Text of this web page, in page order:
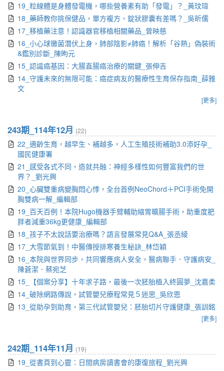
19_粒線體是身體發電機，哪些營養素有助「發電」？_黃玟瑄
18_藥師教你挑保健品，單方複方、錠狀膠囊有差嗎？_吳昕儒
17_移植藥注意！認識器官移植相關藥品_曾映慈
16_小心球黴菌潛伏上身，肺部陰影≠肺癌！解析「谷熱」偽裝術
&鑑別診斷_陳昫元
15_認識癌基因：大腸直腸癌治療的關鍵_張伸吉
14_守護未來的無限可能：癌症病友的醫療性生育保存指南_薛雅
文
[更多]
243期_114年12月 (22)
22_適齡生育，越早生、補越多，人工生殖技術補助3.0添好孕_
國民健康署
21_感受各式不同，造就共融：神經多樣性如何豐富我們的世
界？_劉光興
20_心臟雙重病變胸悶心悸，全台首例NeoChord＋PCI手術免開
胸雙病一解_編輯部
19_百天百例！本院Hugo機器手臂輔助縮胃曠腸手術，助重度肥
胖者減重36kg更健康_編輯部
18_孩子不太說話要治療嗎？語言發展常見Q&A_張丞綾
17_大雪節氣到！中醫傳授排寒養生秘訣_林岱穎
16_本院與世界同步，共同響應病人安全，醫病聯手．守護病安_
陳蒼潔．蔡宛芝
15_【個案分享】十年求子路，最後一次胚胎植入終圓夢_沈嘉柔
14_破除網路傳說，試管嬰兒療程常見５迷思_吳欣恩
13_從助孕到助育，第三代試管嬰兒：胚胎切片守護健康_張訓銘
[更多]
242期_114年11月 (19)
19_從書頁到心靈：日間病房讀書會的康復旅程_劉光興